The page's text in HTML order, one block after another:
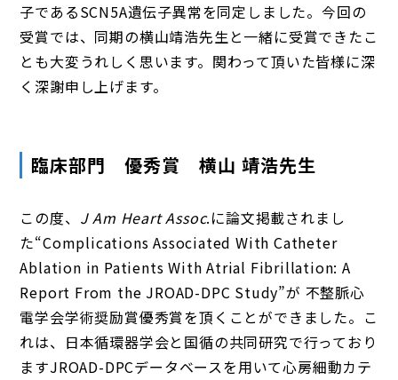
子であるSCN5A遺伝子異常を同定しました。今回の
受賞では、同期の横山靖浩先生と一緒に受賞できたこ
とも大変うれしく思います。関わって頂いた皆様に深
く深謝申し上げます。
臨床部門 優秀賞 横山 靖浩先生
この度、 J Am Heart Assoc.に論文掲載されまし
た“Complications Associated With Catheter
Ablation in Patients With Atrial Fibrillation: A
Report From the JROAD-DPC Study”が 不整脈心
電学会学術奨励賞優秀賞を頂くことができました。こ
れは、日本循環器学会と国循の共同研究で行っており
ますJROAD-DPCデータベースを用いて心房細動カテ